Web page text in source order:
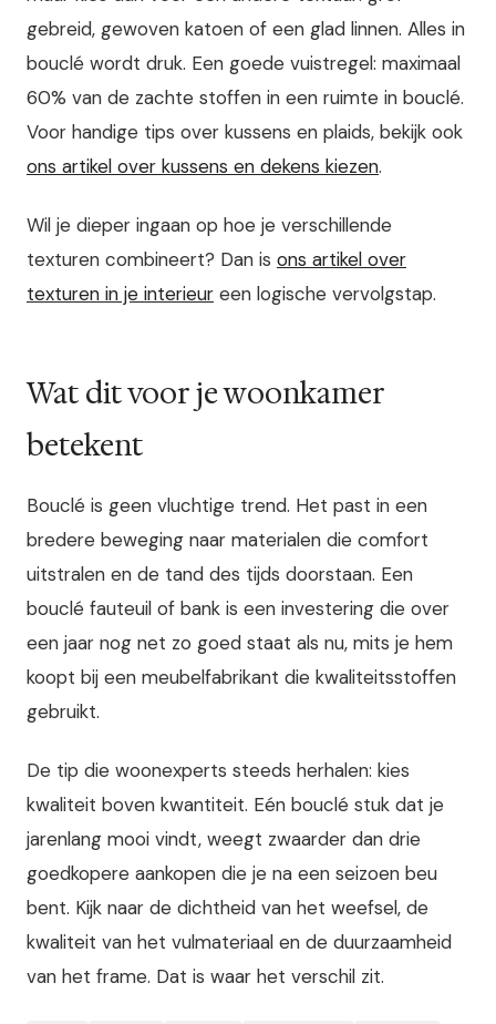
gebreid, gewoven katoen of een glad linnen. Alles in
bouclé wordt druk. Een goede vuistregel: maximaal
60% van de zachte stoffen in een ruimte in bouclé.
Voor handige tips over kussens en plaids, bekijk ook
ons artikel over kussens en dekens kiezen.
Wil je dieper ingaan op hoe je verschillende
texturen combineert? Dan is ons artikel over
texturen in je interieur een logische vervolgstap.
Wat dit voor je woonkamer
betekent
Bouclé is geen vluchtige trend. Het past in een
bredere beweging naar materialen die comfort
uitstralen en de tand des tijds doorstaan. Een
bouclé fauteuil of bank is een investering die over
een jaar nog net zo goed staat als nu, mits je hem
koopt bij een meubelfabrikant die kwaliteitsstoffen
gebruikt.
De tip die woonexperts steeds herhalen: kies
kwaliteit boven kwantiteit. Eén bouclé stuk dat je
jarenlang mooi vindt, weegt zwaarder dan drie
goedkopere aankopen die je na een seizoen beu
bent. Kijk naar de dichtheid van het weefsel, de
kwaliteit van het vulmateriaal en de duurzaamheid
van het frame. Dat is waar het verschil zit.